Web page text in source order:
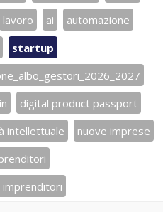
lavoro ai
automazione
startup
digital product passport
intellettuale
nuove imprese
imprenditori